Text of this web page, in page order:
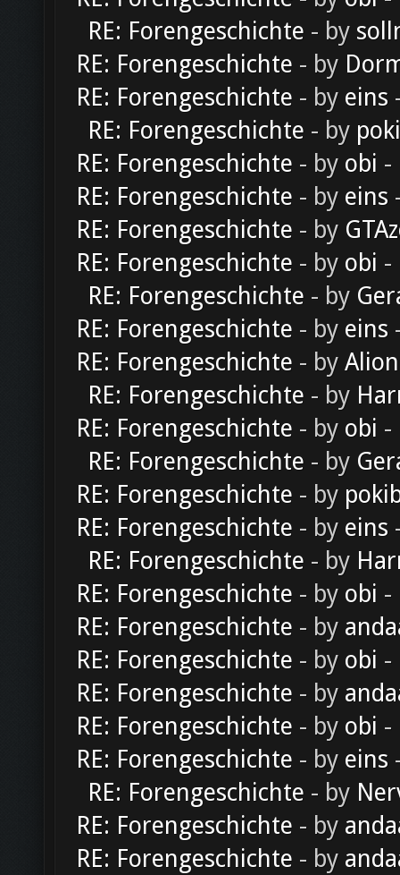
RE: Forengeschichte - by
RE: Forengeschichte - by
RE: Forengeschichte - by eins
RE: Forengeschichte - by
RE: Forengeschichte - by obi -
RE: Forengeschichte - by eins
RE: Forengeschichte - by
RE: Forengeschichte - by obi -
RE: Forengeschichte - by
RE: Forengeschichte - by eins
RE: Forengeschichte - by Alion
RE: Forengeschichte - by
RE: Forengeschichte - by obi -
RE: Forengeschichte - by
RE: Forengeschichte - by
RE: Forengeschichte - by eins
RE: Forengeschichte - by
RE: Forengeschichte - by obi -
RE: Forengeschichte - by
RE: Forengeschichte - by obi -
RE: Forengeschichte - by
RE: Forengeschichte - by obi -
RE: Forengeschichte - by eins
RE: Forengeschichte - by
RE: Forengeschichte - by
RE: Forengeschichte - by